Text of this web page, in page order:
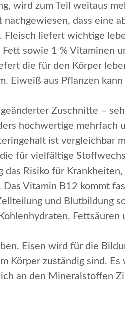
wird zum Teil weitaus
dass eine
liefert wichtige
sowie 1 % Vitaminen
die für den Körper
Eiweiß aus Pflanzen
Zuschnitte –
hochwertige mehrfach
ist vergleichbar
für vielfältige
Risiko für
Vitamin B12 kommt
und Blutbildung
Fettsäuren
Eisen wird für die
zuständig sind. Es
an den Mineralstoffen